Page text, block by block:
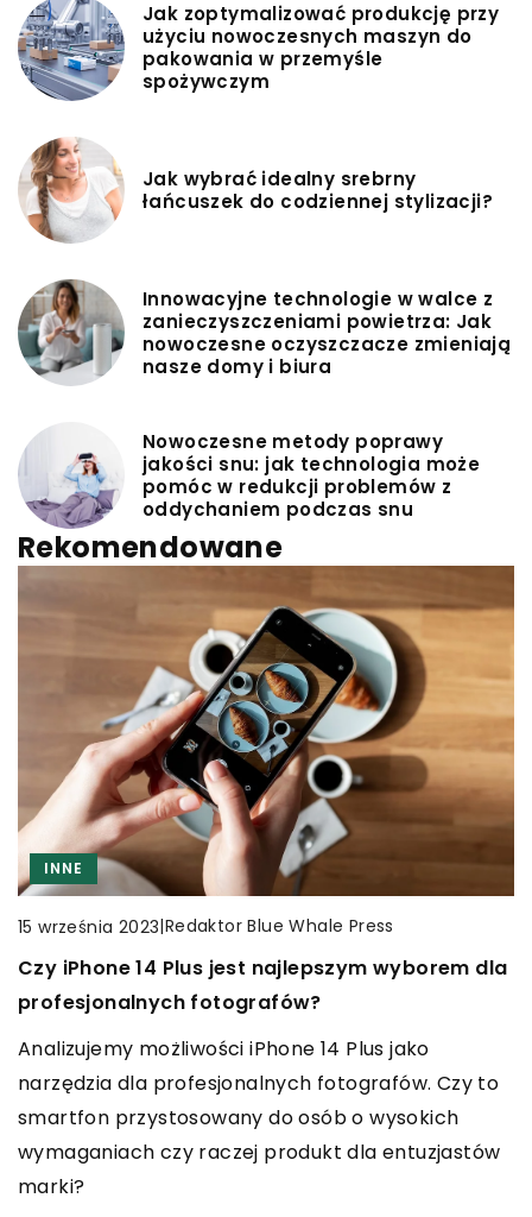
Jak zoptymalizować produkcję przy
użyciu nowoczesnych maszyn do
pakowania w przemyśle
spożywczym
Jak wybrać idealny srebrny
łańcuszek do codziennej stylizacji?
Innowacyjne technologie w walce z
zanieczyszczeniami powietrza: Jak
nowoczesne oczyszczacze zmieniają
nasze domy i biura
Nowoczesne metody poprawy
jakości snu: jak technologia może
pomóc w redukcji problemów z
oddychaniem podczas snu
Rekomendowane
INNE
6 lipca 2023|Redaktor Blue Whale Press
Fotografia biznesowa – dlaczego warto
inwestować w profesjonalne zdjęcia?
Oto kilka powodów, dla których warto
zainwestować w profesjonalne zdjęcia biznesowe.
INNE
15 września 2023|Redaktor Blue Whale Press
Czy iPhone 14 Plus jest najlepszym wyborem dla
profesjonalnych fotografów?
Analizujemy możliwości iPhone 14 Plus jako
narzędzia dla profesjonalnych fotografów. Czy to
smartfon przystosowany do osób o wysokich
wymaganiach czy raczej produkt dla entuzjastów
marki?
9 lutego 2024|Redaktor Blue Whale Press
Jak przygotować się do pierwszego skoku w
tandemie?
Podnieś swoje emocje na wyższy poziom dzięki
naszym wskazówkom na pierwszy skok w
tandemie. Dowiedz się wszystkiego co powinieneś
wiedzieć, aby z pełnym błogostwaniem cieszyć się